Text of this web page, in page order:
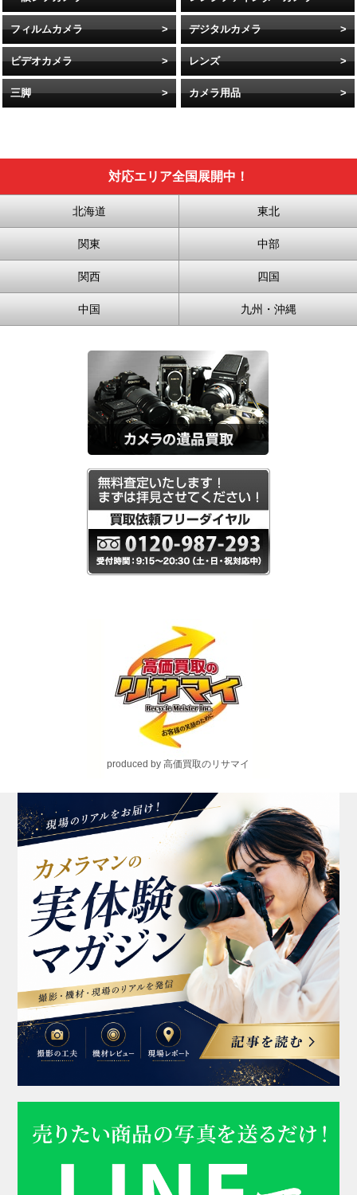
フィルムカメラ デジタルカメラ
ビデオカメラ レンズ
三脚 カメラ用品
対応エリア全国展開中！
北海道 東北
関東 中部
関西 四国
中国 九州・沖縄
produced by 高価買取のリサマイ